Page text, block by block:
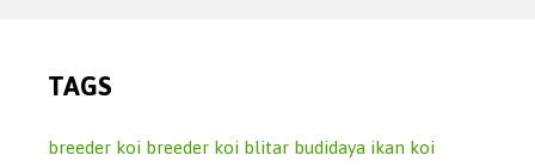
TAGS
breeder koi breeder koi blitar budidaya ikan koi